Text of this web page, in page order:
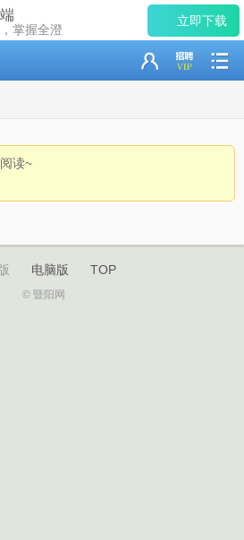
掌握全澄
立即下载
读~
电脑版 TOP
© 暨阳网